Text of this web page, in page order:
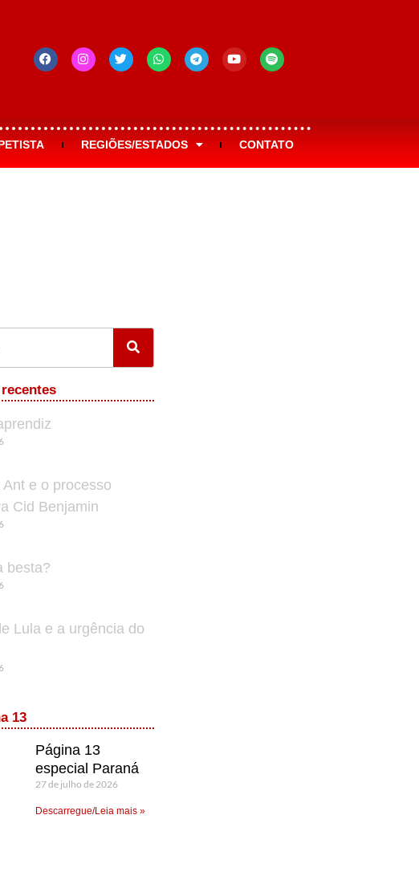
REGIÕES/ESTADOS CONTATO
e o processo
Cid Benjamin
besta?
Lula e a urgência do
13
Página 13
especial Paraná
27 de julho de 2026
Descarregue/Leia mais »